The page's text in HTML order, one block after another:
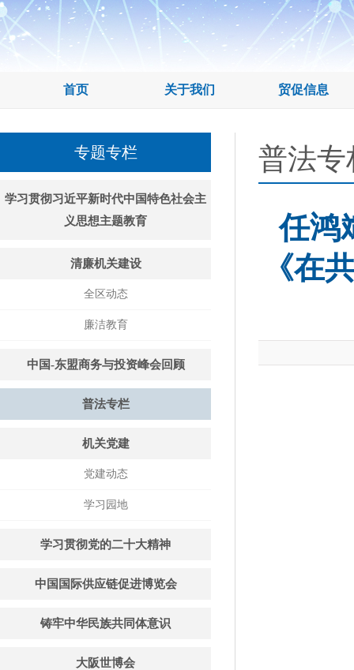
首页 关于我们 贸促信息
专题专栏
学习贯彻习近平新时代中国特色社会主
义思想主题教育
清廉机关建设
全区动态
廉洁教育
中国-东盟商务与投资峰会回顾
普法专栏
机关党建
党建动态
学习园地
学习贯彻党的二十大精神
中国国际供应链促进博览会
铸牢中华民族共同体意识
大阪世博会
普法专
任鸿
《在